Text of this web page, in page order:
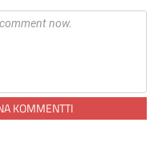
KOMMENTTI